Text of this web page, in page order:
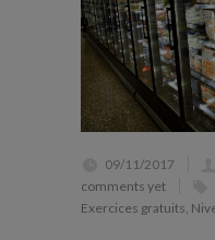
09/11/2017
comments yet
Exercices gratuits